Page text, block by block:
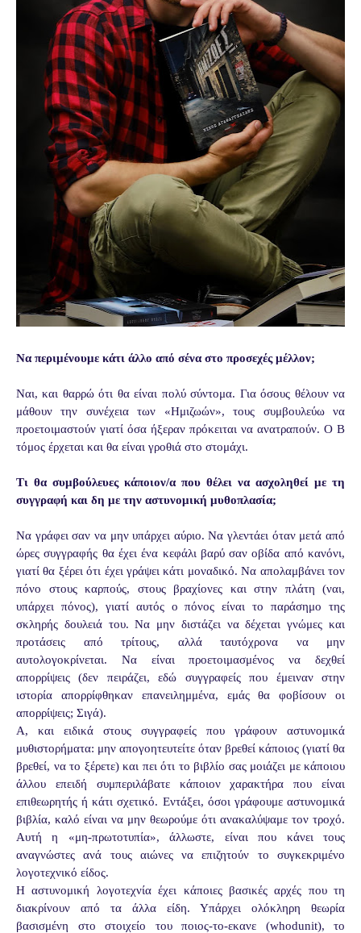
Να περιμένουμε κάτι άλλο από σένα στο προσεχές μέλλον;
Ναι, και θαρρώ ότι θα είναι πολύ σύντομα. Για όσους θέλουν να
μάθουν την συνέχεια των «Ημιζωών», τους συμβουλεύω να
προετοιμαστούν γιατί όσα ήξεραν πρόκειται να ανατραπούν. Ο Β
τόμος έρχεται και θα είναι γροθιά στο στομάχι.
Τι θα συμβούλευες κάποιον/α που θέλει να ασχοληθεί με τη
συγγραφή και δη με την αστυνομική μυθοπλασία;
Να γράφει σαν να μην υπάρχει αύριο. Να γλεντάει όταν μετά από
ώρες συγγραφής θα έχει ένα κεφάλι βαρύ σαν οβίδα από κανόνι,
γιατί θα ξέρει ότι έχει γράψει κάτι μοναδικό. Να απολαμβάνει τον
πόνο στους καρπούς, στους βραχίονες και στην πλάτη (ναι,
υπάρχει πόνος), γιατί αυτός ο πόνος είναι το παράσημο της
σκληρής δουλειά του. Να μην διστάζει να δέχεται γνώμες και
προτάσεις από τρίτους, αλλά ταυτόχρονα να μην
αυτολογοκρίνεται. Να είναι προετοιμασμένος να δεχθεί
απορρίψεις (δεν πειράζει, εδώ συγγραφείς που έμειναν στην
ιστορία απορρίφθηκαν επανειλημμένα, εμάς θα φοβίσουν οι
απορρίψεις; Σιγά).
Α, και ειδικά στους συγγραφείς που γράφουν αστυνομικά
μυθιστορήματα: μην απογοητευτείτε όταν βρεθεί κάποιος (γιατί θα
βρεθεί, να το ξέρετε) και πει ότι το βιβλίο σας μοιάζει με κάποιου
άλλου επειδή συμπεριλάβατε κάποιον χαρακτήρα που είναι
επιθεωρητής ή κάτι σχετικό. Εντάξει, όσοι γράφουμε αστυνομικά
βιβλία, καλό είναι να μην θεωρούμε ότι ανακαλύψαμε τον τροχό.
Αυτή η «μη-πρωτοτυπία», άλλωστε, είναι που κάνει τους
αναγνώστες ανά τους αιώνες να επιζητούν το συγκεκριμένο
λογοτεχνικό είδος.
Η αστυνομική λογοτεχνία έχει κάποιες βασικές αρχές που τη
διακρίνουν από τα άλλα είδη. Υπάρχει ολόκληρη θεωρία
βασισμένη στο στοιχείο του ποιος-το-εκανε (whodunit), το